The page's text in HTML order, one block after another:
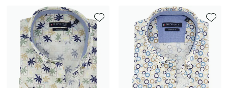
Toevoegen aan favorieten